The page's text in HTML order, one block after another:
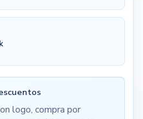
logo, compra por